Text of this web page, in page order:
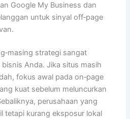
Google My Business dan
untuk sinyal off‑page
strategi sangat
Anda. Jika situs masih
fokus awal pada on‑page
kuat sebelum meluncurkan
perusahaan yang
tetapi kurang eksposur lokal